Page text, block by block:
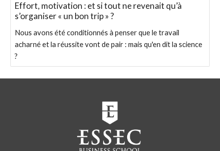
Effort, motivation : et si tout ne revenait qu’à
s’organiser « un bon trip » ?
Nous avons été conditionnés à penser que le travail
acharné et la réussite vont de pair : mais qu'en dit la science
?